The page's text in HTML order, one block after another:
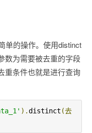
单的操作。使用distinct
数为需要被去重的字段
重条件也就是进行查询
).distinct (去